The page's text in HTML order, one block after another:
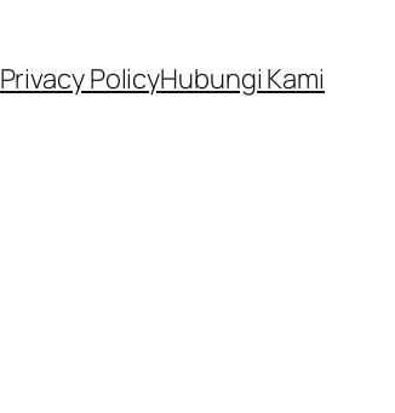
Privacy PolicyHubungi Kami